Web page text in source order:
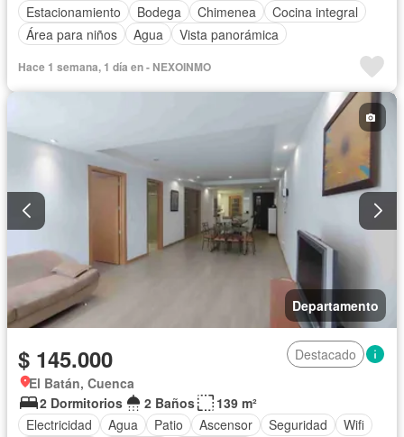
Estacionamiento
Bodega Chimenea
Cocina integral
Área para niños
Agua Vista panorámica
Hace 1 semana, 1 día en - NEXOINMO
Departamento
$ 145.000
Destacado
El Batán, Cuenca
2 Dormitorios
2 Baños
139 m²
Electricidad
Agua Patio Ascensor Seguridad
Wifi